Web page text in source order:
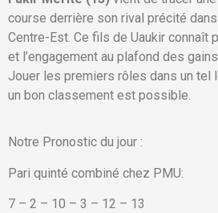
course derrière son rival précité
Centre-Est. Ce fils de Uaukir connaît
et l’engagement au plafond des
Jouer les premiers rôles dans un tel
un bon classement est possible.
Notre Pronostic du jour :
Pari quinté combiné chez PMU:
7 – 2 – 10 – 3 – 12 – 13